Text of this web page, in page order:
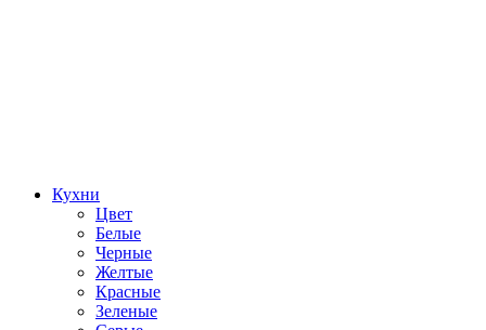
Кухни
Цвет
Белые
Черные
Желтые
Красные
Зеленые